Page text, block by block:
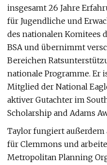
insgesamt 26 Jahre
für Jugendliche und
des nationalen Komitees
BSA und übernimmt
Bereichen
nationale Programme. Er
Mitglied der National
aktiver Gutachter im
Scholarship and Adams
Taylor fungiert außerdem
für Clemmons und
Metropolitan Planning